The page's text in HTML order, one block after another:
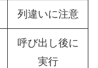
列違いに注意
呼び出し後に
実行